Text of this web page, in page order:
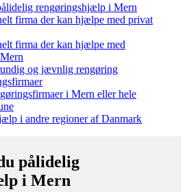
rengøringshjælp i Mern
firma der kan hjælpe med privat
firma der kan hjælpe med
og jævnlig rengøring
i Mern eller hele
i andre regioner af Danmark
pålidelig
i Mern